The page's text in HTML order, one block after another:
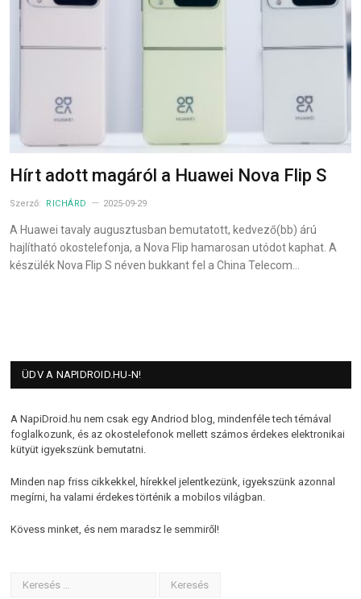
Hírt adott magáról a Huawei Nova Flip S
Szerző: RICHÁRD 2025-09-29
A Huawei tavaly augusztusban bemutatott, kedvező(bb) árú
hajlítható okostelefonja, a Nova Flip hamarosan utódot kaphat. A
készülék Nova Flip S néven bukkant fel a China Telecom…
ÜDV A NAPIDROID.HU-N!
A NapiDroid.hu nem csak egy Andriod blog, mindenféle tech témával
foglalkozunk, és az okostelefonok mellett számos érdekes elektronikai
kütyüt igyekszünk bemutatni.
Minden nap friss cikkekkel, hírekkel jelentkezünk, igyekszünk azonnal
megírni, ha valami érdekes történik a mobilos világban.
Kövess minket, és nem maradsz le semmiről!